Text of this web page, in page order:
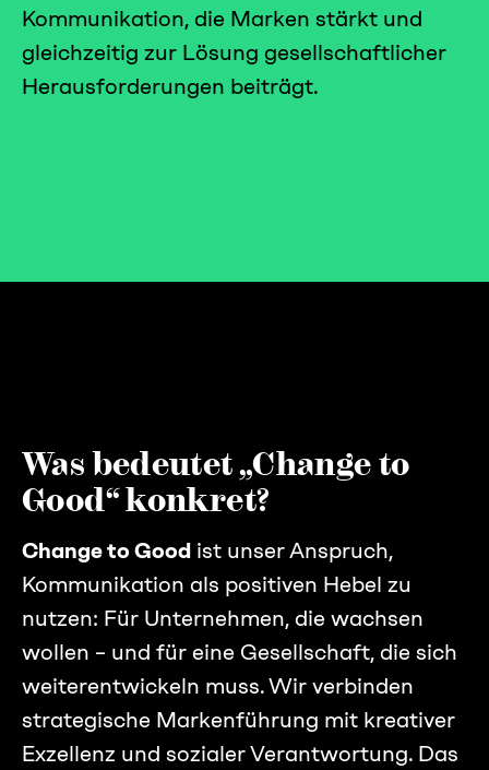
Kommunikation, die Marken stärkt und
gleichzeitig zur Lösung gesellschaftlicher
Herausforderungen beiträgt.
Was bedeutet „Change to
Good“ konkret?
Change to Good ist unser Anspruch,
Kommunikation als positiven Hebel zu
nutzen: Für Unternehmen, die wachsen
wollen – und für eine Gesellschaft, die sich
weiterentwickeln muss. Wir verbinden
strategische Markenführung mit kreativer
Exzellenz und sozialer Verantwortung. Das